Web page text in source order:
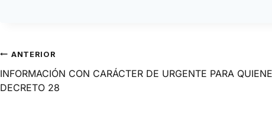
ANTERIOR
INFORMACIÓN CON CARÁCTER DE URGENTE PARA
DECRETO 28